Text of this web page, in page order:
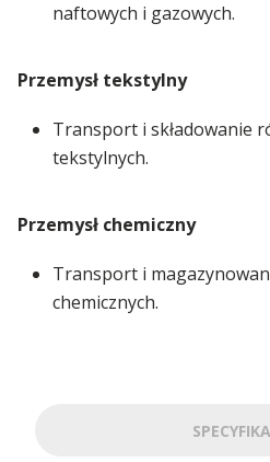
naftowych i gazowych.
Przemysł tekstylny
Transport i składowanie
tekstylnych.
Przemysł chemiczny
Transport i
chemicznych.